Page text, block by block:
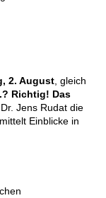
2. August, gleich
Richtig! Das
Jens Rudat die
Einblicke in